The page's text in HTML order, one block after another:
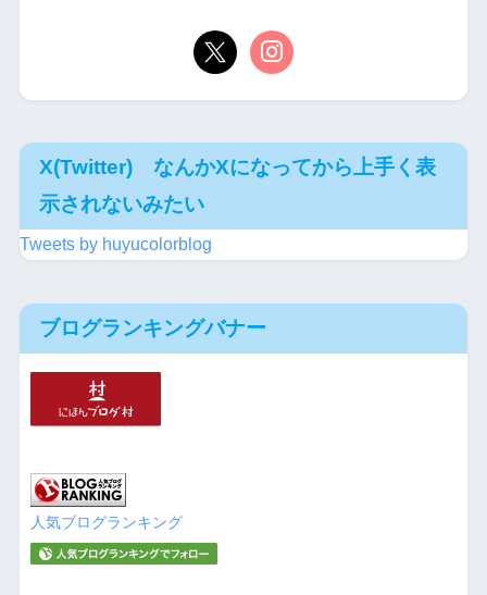
X(Twitter) なんかXになってから上手く表
示されないみたい
Tweets by huyucolorblog
ブログランキングバナー
人気ブログランキング